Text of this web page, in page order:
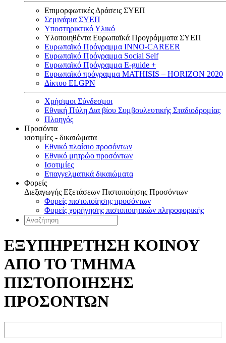
Επιμορφωτικές Δράσεις ΣΥΕΠ
Σεμινάρια ΣΥΕΠ
Υποστηρικτικό Υλικό
Υλοποιηθέντα Ευρωπαϊκά Προγράμματα ΣΥΕΠ
Ευρωπαϊκό Πρόγραμμα INNO-CAREER
Ευρωπαϊκό Πρόγραμμα Social Self
Ευρωπαϊκό Πρόγραμμα E-guide +
Ευρωπαϊκό πρόγραμμα MATHISIS – HORIZON 2020
Δίκτυο ELGPN
Χρήσιμοι Σύνδεσμοι
Εθνική Πύλη Δια βίου Συμβουλευτικής Σταδιοδρομίας
Πλοηγός
Προσόντα
ισοτιμίες - δικαιώματα
Εθνικό πλαίσιο προσόντων
Εθνικό μητρώο προσόντων
Ισοτιμίες
Επαγγελματικά δικαιώματα
Φορείς
Διεξαγωγής Εξετάσεων Πιστοποίησης Προσόντων
Φορείς πιστοποίησης προσόντων
Φορείς χορήγησης πιστοποιητικών πληροφορικής
ΕΞΥΠΗΡΕΤΗΣΗ ΚΟΙΝΟΥ
ΑΠΟ ΤΟ ΤΜΗΜΑ
ΠΙΣΤΟΠΟΙΗΣΗΣ
ΠΡΟΣΟΝΤΩΝ